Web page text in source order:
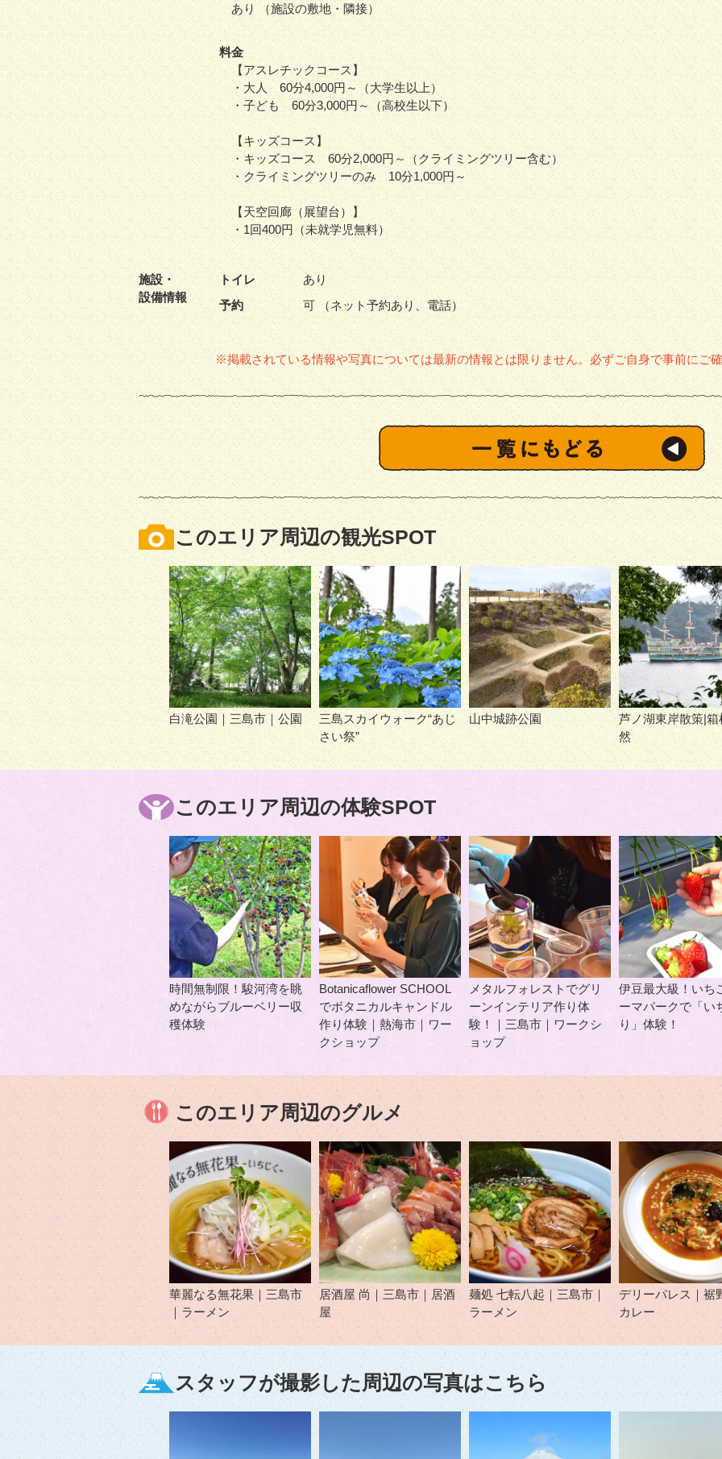
あり （施設の敷地・隣接）
料金
【アスレチックコース】
・大人 60分4,000円～（大学生以上）
・子ども 60分3,000円～（高校生以下）
【キッズコース】
・キッズコース 60分2,000円～（クライミングツリー含む）
・クライミングツリーのみ 10分1,000円～
【天空回廊（展望台）】
・1回400円（未就学児無料）
施設・
設備情報
トイレ
あり
予約
可 （ネット予約あり、電話）
※掲載されている情報や写真については最新の情報とは限りません。必ずご自身で事前にご
このエリア周辺の観光SPOT
白滝公園｜三島市｜公園
三島スカイウォーク“あじ
さい祭”
山中城跡公園
芦ノ湖東岸散策|箱
然
このエリア周辺の体験SPOT
時間無制限！駿河湾を眺
めながらブルーベリー収
穫体験
Botanicaflower SCHOOL
でボタニカルキャンドル
作り体験｜熱海市｜ワー
クショップ
メタルフォレストでグリ
ーンインテリア作り体
験！｜三島市｜ワークシ
ョップ
伊豆最大級！いち
ーマパークで「い
り」体験！
このエリア周辺のグルメ
華麗なる無花果｜三島市
｜ラーメン
居酒屋 尚｜三島市｜居酒
屋
麺処 七転八起｜三島市｜
ラーメン
デリーパレス｜裾
カレー
スタッフが撮影した周辺の写真はこちら